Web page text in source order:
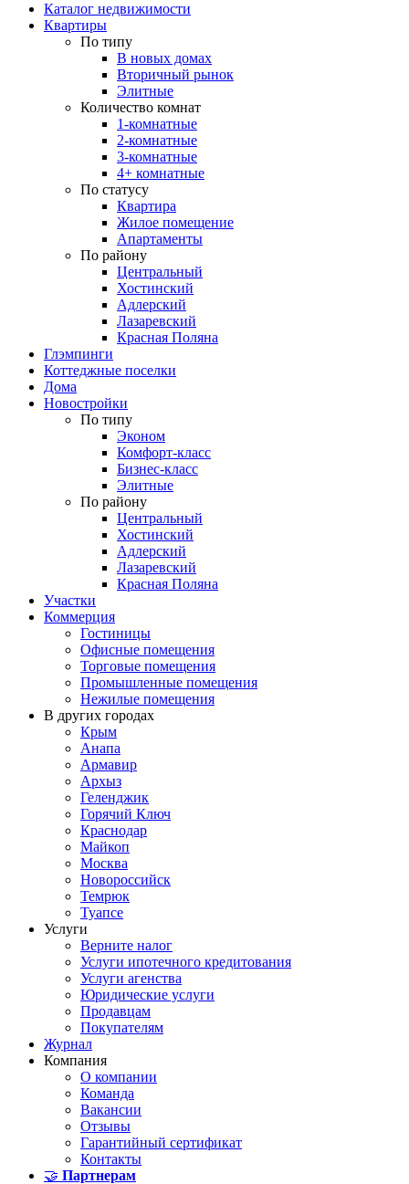
Каталог недвижимости
Квартиры
По типу
В новых домах
Вторичный рынок
Элитные
Количество комнат
1-комнатные
2-комнатные
3-комнатные
4+ комнатные
По статусу
Квартира
Жилое помещение
Апартаменты
По району
Центральный
Хостинский
Адлерский
Лазаревский
Красная Поляна
Глэмпинги
Коттеджные поселки
Дома
Новостройки
По типу
Эконом
Комфорт-класс
Бизнес-класс
Элитные
По району
Центральный
Хостинский
Адлерский
Лазаревский
Красная Поляна
Участки
Коммерция
Гостиницы
Офисные помещения
Торговые помещения
Промышленные помещения
Нежилые помещения
В других городах
Крым
Анапа
Армавир
Архыз
Геленджик
Горячий Ключ
Краснодар
Майкоп
Москва
Новороссийск
Темрюк
Туапсе
Услуги
Верните налог
Услуги ипотечного кредитования
Услуги агенства
Юридические услуги
Продавцам
Покупателям
Журнал
Компания
О компании
Команда
Вакансии
Отзывы
Гарантийный сертификат
Контакты
🤝 Партнерам